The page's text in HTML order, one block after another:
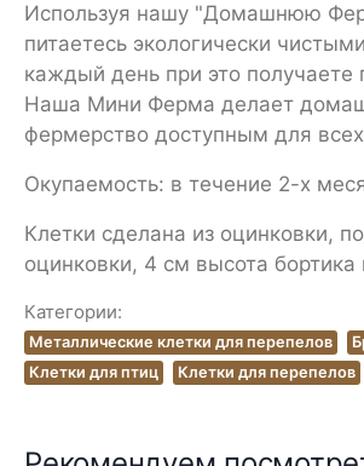
Используя нашу "Домашнюю
питаетесь экологически
каждый день при это получаете
Наша Мини Ферма делает
фермерство доступным для
Окупаемость: в течение 2-х
Клетки сделана из оцинковки,
оцинковки, 4 см высота бортика
Категории:
Металлические клетки для перепелов
Клетки для птиц
Клетки для перепелов